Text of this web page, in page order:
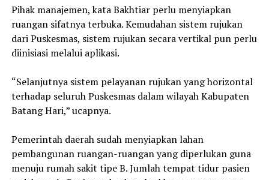
Pihak manajemen, kata Bakhtiar perlu menyiapkan
ruangan sifatnya terbuka. Kemudahan sistem rujukan
dari Puskesmas, sistem rujukan secara vertikal pun perlu
diinisiasi melalui aplikasi.
“Selanjutnya sistem pelayanan rujukan yang horizontal
terhadap seluruh Puskesmas dalam wilayah Kabupaten
Batang Hari,” ucapnya.
Pemerintah daerah sudah menyiapkan lahan
pembangunan ruangan-ruangan yang diperlukan guna
menuju rumah sakit tipe B. Jumlah tempat tidur pasien